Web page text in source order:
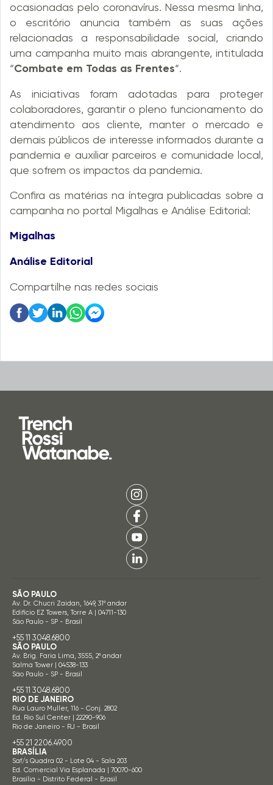
ocasionadas pelo coronavírus. Nessa mesma linha,
o escritório anuncia também as suas ações
relacionadas a responsabilidade social, criando
uma campanha muito mais abrangente, intitulada
“Combate em Todas as Frentes“.
As iniciativas foram adotadas para proteger
colaboradores, garantir o pleno funcionamento do
atendimento aos cliente, manter o mercado e
demais públicos de interesse informados durante a
pandemia e auxiliar parceiros e comunidade local,
que sofrem os impactos da pandemia.
Confira as matérias na íntegra publicadas sobre a
campanha no portal Migalhas e Análise Editorial:
Migalhas
Análise Editorial
Compartilhe nas redes sociais
SÃO PAULO
Av. Dr. Chucri Zaidan, 1649, 31º andar
Edifício EZ Towers, Torre A | 04711-130
São Paulo - SP - Brasil
+55 11 3048.6800
SÃO PAULO
Av. Brig. Faria Lima, 3555, 2º andar
Salma Tower | 04538-133
São Paulo - SP - Brasil
+55 11 3048.6800
RIO DE JANEIRO
Rua Lauro Muller, 116 - Conj. 2802
Ed. Rio Sul Center | 22290-906
Rio de Janeiro - RJ - Brasil
+55 21 2206.4900
BRASÍLIA
Saf/s Quadra 02 - Lote 04 - Sala 203
Ed. Comercial Via Esplanada | 70070-600
Brasília - Distrito Federal - Brasil